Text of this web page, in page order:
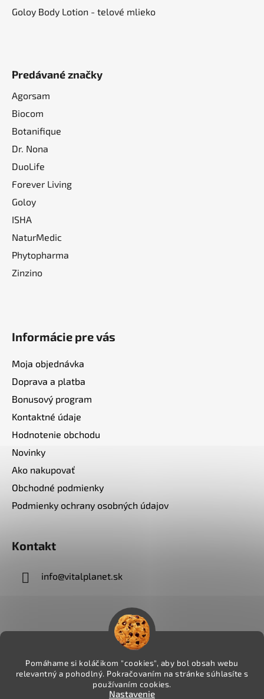
Pomáhame si koláčikom "cookies", aby bol obsah webu
relevantný a pohodlný. Pokračovaním na stránke súhlasíte s
používaním cookies.
Nastavenie
Goloy Body Lotion - telové mlieko
Predávané značky
Agorsam
Biocom
Botanifique
Dr. Nona
DuoLife
Forever Living
Goloy
ISHA
NaturMedic
Phytopharma
Zinzino
Informácie pre vás
Moja objednávka
Doprava a platba
Bonusový program
Kontaktné údaje
Hodnotenie obchodu
Novinky
Ako nakupovať
Obchodné podmienky
Podmienky ochrany osobných údajov
Kontakt
info@vitalplanet.sk